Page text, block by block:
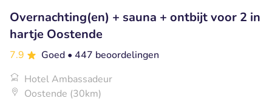
Overnachting(en) + sauna + ontbijt voor 2 in
hartje Oostende
7.9 Goed • 447 beoordelingen
Hotel Ambassadeur
Oostende (30km)